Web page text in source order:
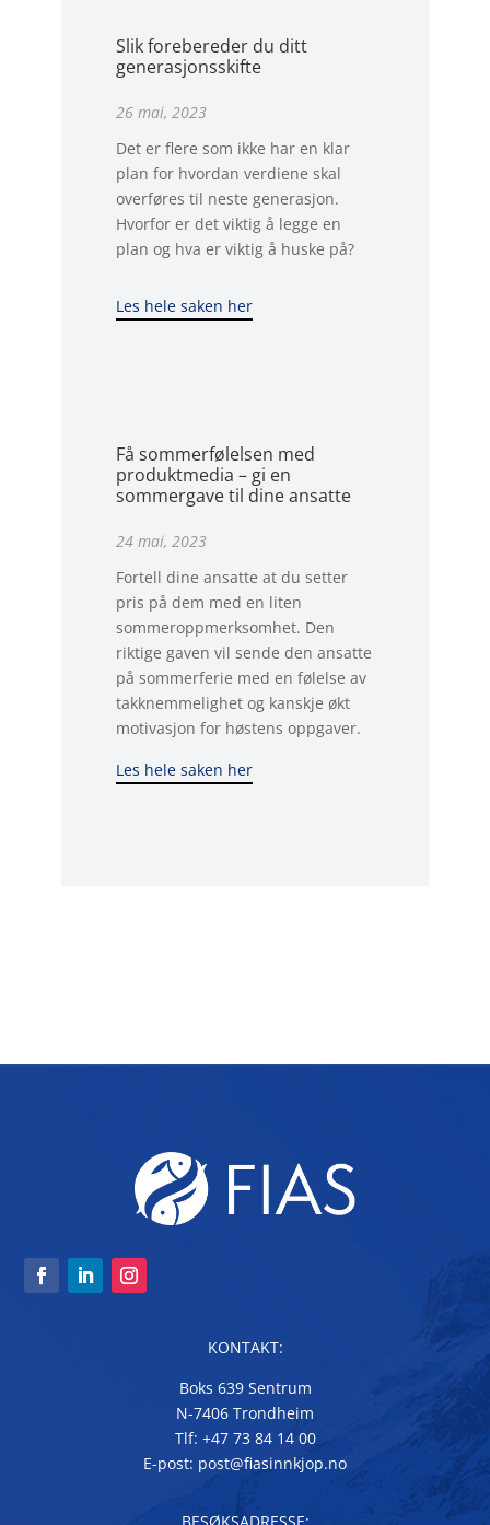
Slik forebereder du ditt
generasjonsskifte
26 mai, 2023
Det er flere som ikke har en klar
plan for hvordan verdiene skal
overføres til neste generasjon.
Hvorfor er det viktig å legge en
plan og hva er viktig å huske på?
Les hele saken her
Få sommerfølelsen med
produktmedia – gi en
sommergave til dine ansatte
24 mai, 2023
Fortell dine ansatte at du setter
pris på dem med en liten
sommeroppmerksomhet. Den
riktige gaven vil sende den ansatte
på sommerferie med en følelse av
takknemmelighet og kanskje økt
motivasjon for høstens oppgaver.
Les hele saken her
KONTAKT:
Boks 639 Sentrum
N-7406 Trondheim
Tlf: +47 73 84 14 00
E-post: post@fiasinnkjop.no
BESØKSADRESSE: